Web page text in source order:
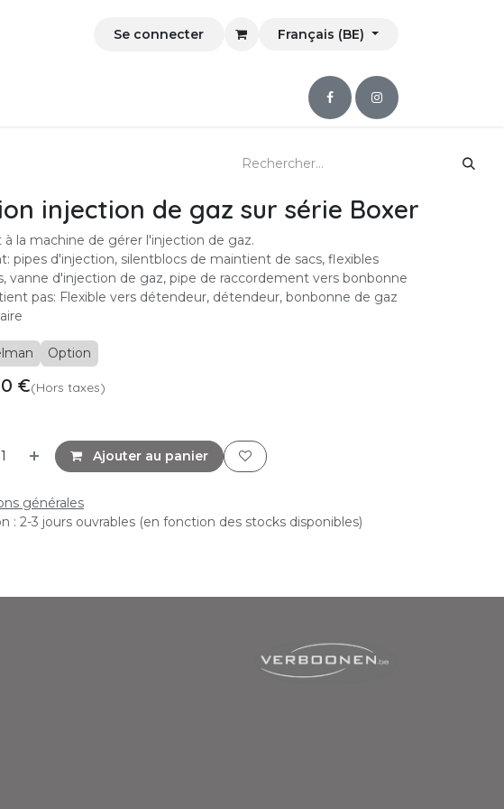
Se connecter Français (BE)
injection de gaz sur série Boxer
à la machine de gérer l'injection de gaz.
pipes d'injection, silentblocs de maintient de sacs, flexibles
vanne d'injection de gaz, pipe de raccordement vers bonbonne
pas: Flexible vers détendeur, détendeur, bonbonne de gaz
Option
€(Hors taxes)
Ajouter au panier
générales
: 2-3 jours ouvrables (en fonction des stocks disponibles)